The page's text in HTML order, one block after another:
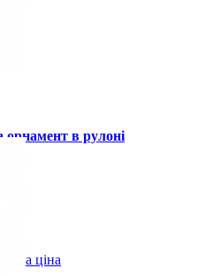
орнамент в рулоні
ціна